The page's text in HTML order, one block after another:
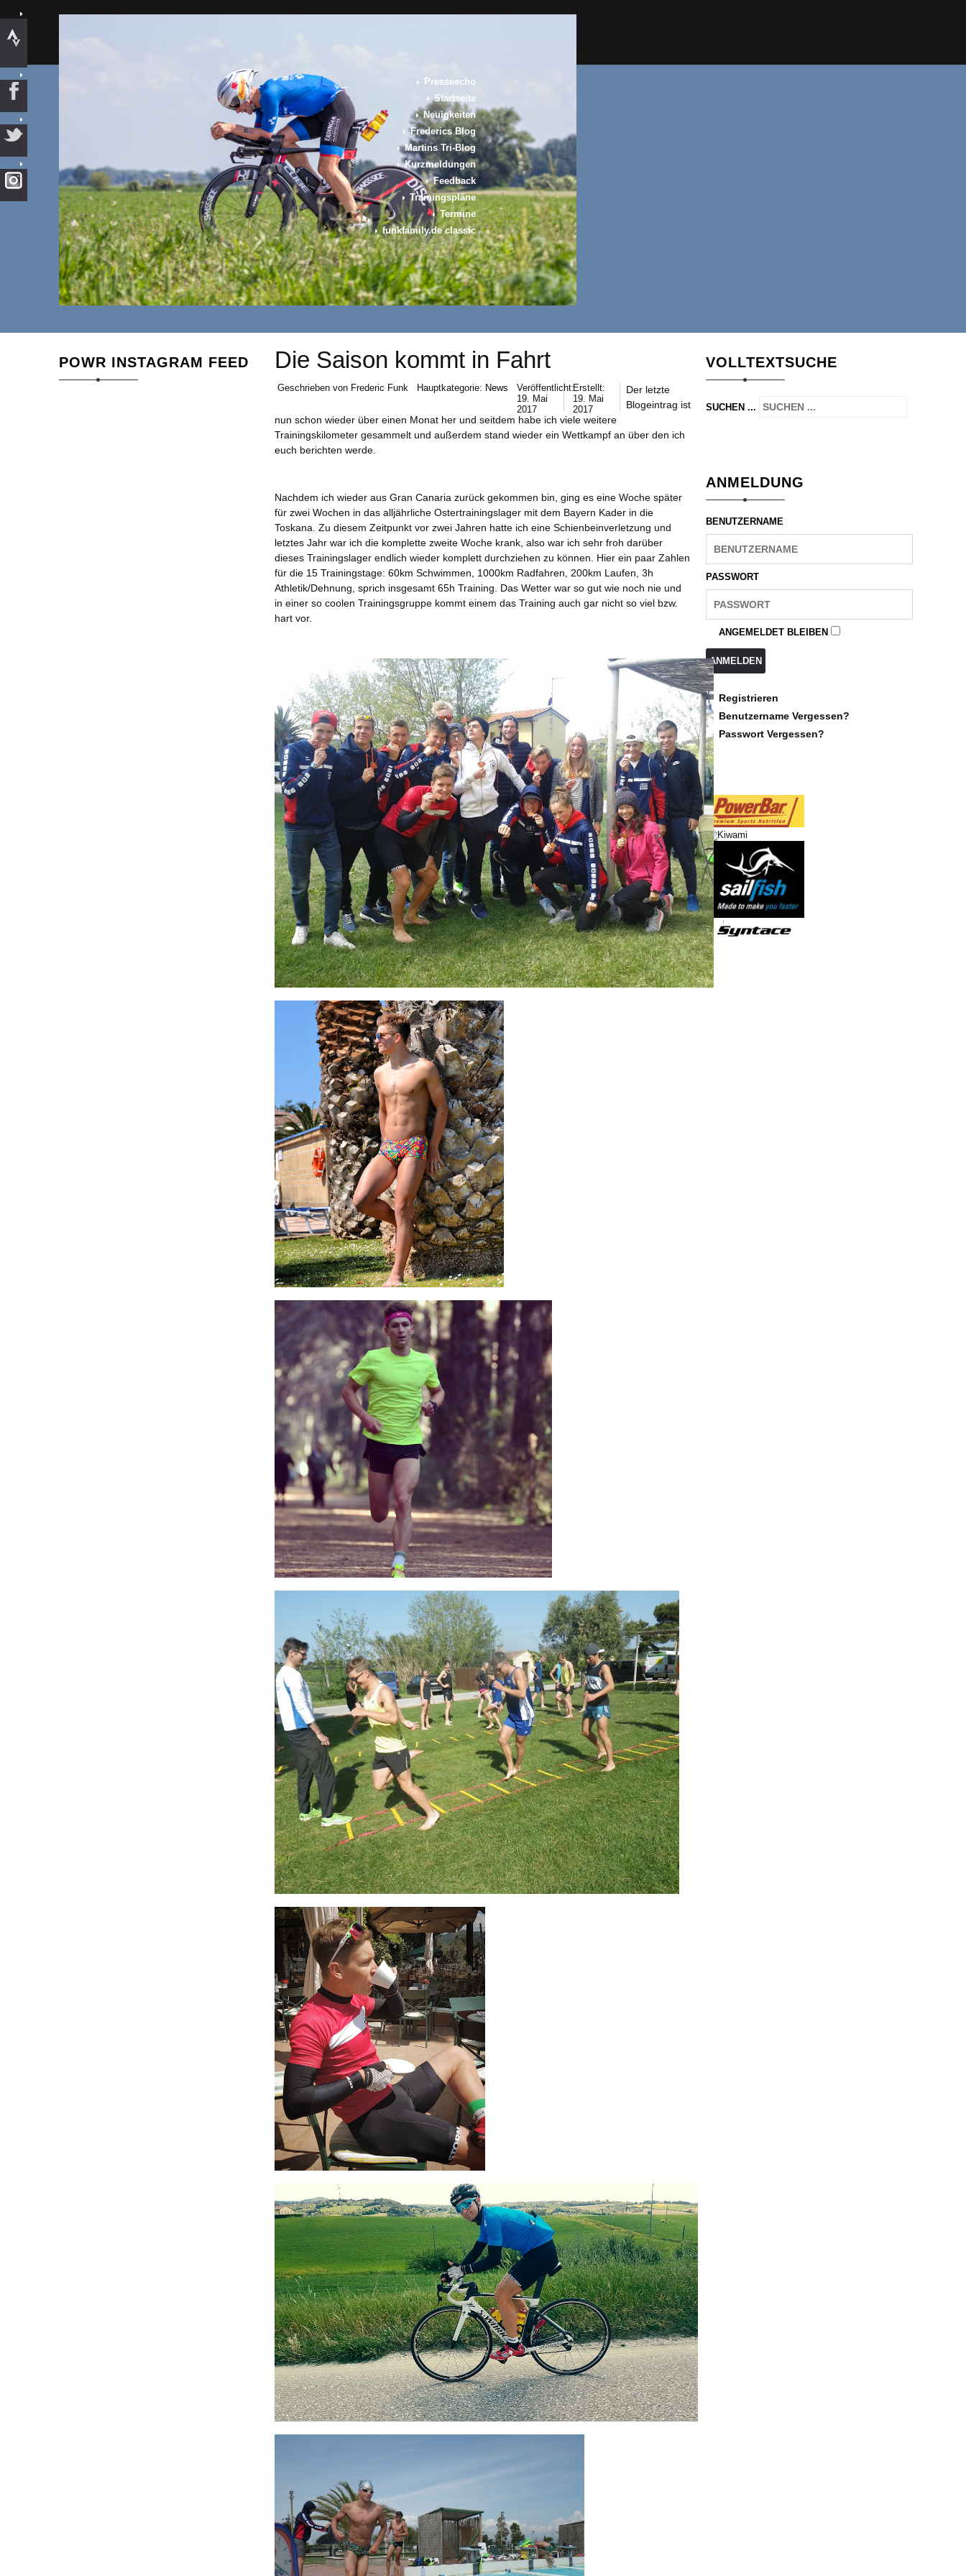
Presseecho
Startseite
Neuigkeiten
Frederics Blog
Martins Tri-Blog
Kurzmeldungen
Feedback
Trainingspläne
Termine
funkfamily.de classic
POWR INSTAGRAM FEED Die Saison kommt in Fahrt
Geschrieben von Frederic Funk Hauptkategorie: News
Veröffentlicht:
19. Mai
2017
Erstellt:
19. Mai
2017
Der letzte
Blogeintrag ist
nun schon wieder über einen Monat her und seitdem habe ich viele weitere
Trainingskilometer gesammelt und außerdem stand wieder ein Wettkampf an über den ich
euch berichten werde.
Nachdem ich wieder aus Gran Canaria zurück gekommen bin, ging es eine Woche später
für zwei Wochen in das alljährliche Ostertrainingslager mit dem Bayern Kader in die
Toskana. Zu diesem Zeitpunkt vor zwei Jahren hatte ich eine Schienbeinverletzung und
letztes Jahr war ich die komplette zweite Woche krank, also war ich sehr froh darüber
dieses Trainingslager endlich wieder komplett durchziehen zu können. Hier ein paar Zahlen
für die 15 Trainingstage: 60km Schwimmen, 1000km Radfahren, 200km Laufen, 3h
Athletik/Dehnung, sprich insgesamt 65h Training. Das Wetter war so gut wie noch nie und
in einer so coolen Trainingsgruppe kommt einem das Training auch gar nicht so viel bzw.
hart vor.
VOLLTEXTSUCHE
SUCHEN ...
ANMELDUNG
BENUTZERNAME
PASSWORT
ANGEMELDET BLEIBEN
ANMELDEN
Registrieren
Benutzername Vergessen?
Passwort Vergessen?